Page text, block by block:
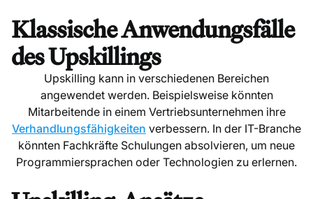
Klassische Anwendungsfälle
des Upskillings
Upskilling kann in verschiedenen Bereichen
angewendet werden. Beispielsweise könnten
Mitarbeitende in einem Vertriebsunternehmen ihre
Verhandlungsfähigkeiten verbessern. In der IT-Branche
könnten Fachkräfte Schulungen absolvieren, um neue
Programmiersprachen oder Technologien zu erlernen.